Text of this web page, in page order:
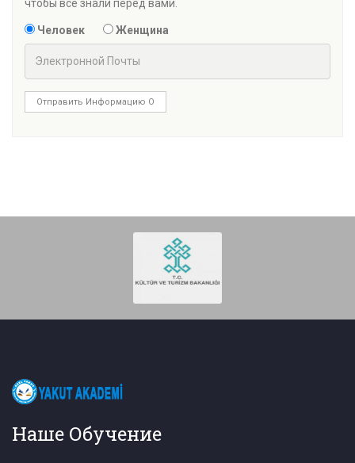
чтобы все знали перед вами.
Человек Женщина
Отправить Информацию О
Наше Обучение